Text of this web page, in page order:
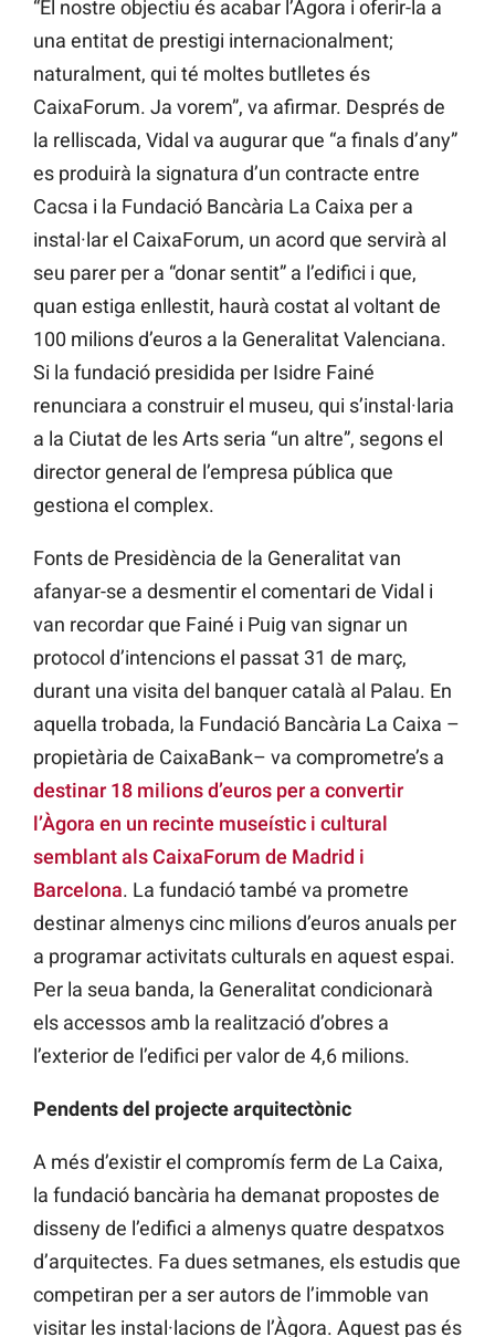
“El nostre objectiu és acabar l’Àgora i oferir-la a
una entitat de prestigi internacionalment;
naturalment, qui té moltes butlletes és
CaixaForum. Ja vorem”, va afirmar. Després de
la relliscada, Vidal va augurar que “a finals d’any”
es produirà la signatura d’un contracte entre
Cacsa i la Fundació Bancària La Caixa per a
instal·lar el CaixaForum, un acord que servirà al
seu parer per a “donar sentit” a l’edifici i que,
quan estiga enllestit, haurà costat al voltant de
100 milions d’euros a la Generalitat Valenciana.
Si la fundació presidida per Isidre Fainé
renunciara a construir el museu, qui s’instal·laria
a la Ciutat de les Arts seria “un altre”, segons el
director general de l’empresa pública que
gestiona el complex.
Fonts de Presidència de la Generalitat van
afanyar-se a desmentir el comentari de Vidal i
van recordar que Fainé i Puig van signar un
protocol d’intencions el passat 31 de març,
durant una visita del banquer català al Palau. En
aquella trobada, la Fundació Bancària La Caixa –
propietària de CaixaBank– va comprometre’s a
destinar 18 milions d’euros per a convertir
l’Àgora en un recinte museístic i cultural
semblant als CaixaForum de Madrid i
Barcelona. La fundació també va prometre
destinar almenys cinc milions d’euros anuals per
a programar activitats culturals en aquest espai.
Per la seua banda, la Generalitat condicionarà
els accessos amb la realització d’obres a
l’exterior de l’edifici per valor de 4,6 milions.
Pendents del projecte arquitectònic
A més d’existir el compromís ferm de La Caixa,
la fundació bancària ha demanat propostes de
disseny de l’edifici a almenys quatre despatxos
d’arquitectes. Fa dues setmanes, els estudis que
competiran per a ser autors de l’immoble van
visitar les instal·lacions de l’Àgora. Aquest pas és